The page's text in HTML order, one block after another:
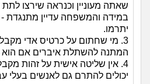
שאתה מעוניין וכנראה שירצו
במידה והמשפחה עדיין מתנגדת
יתרמו.
3. מי שחתום על כרטיס אדי
המתנה להשתלת איברים אם הוא
4. אין שליטה אישית על זהות
יכולים להתרם גם לאנשים בעלי